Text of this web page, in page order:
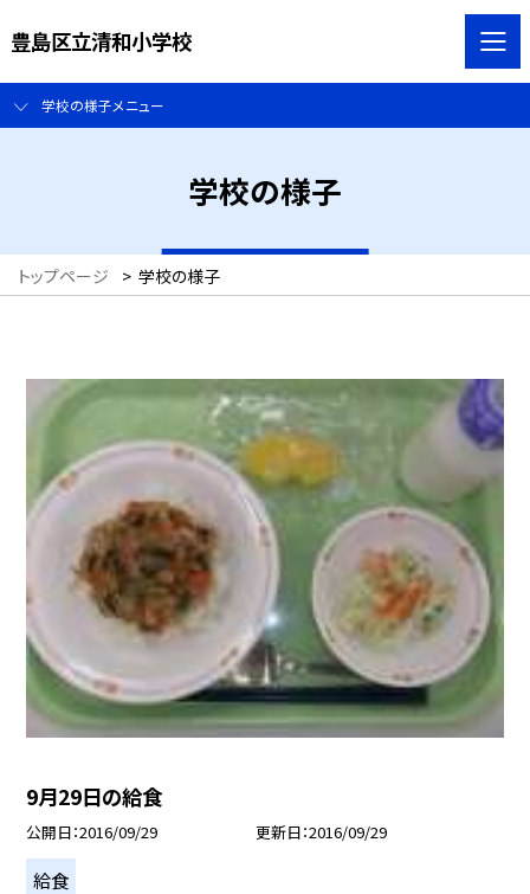
豊島区立清和小学校
学校の様子メニュー
学校の様子
トップページ > 学校の様子
9月29日の給食
公開日 2016/09/29 更新日 2016/09/29
給食